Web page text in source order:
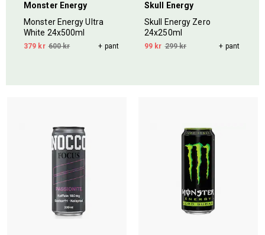
Monster Energy
Monster Energy Ultra
White 24x500ml
379 kr 600 kr + pant
Skull Energy
Skull Energy Zero
24x250ml
99 kr 299 kr + pant